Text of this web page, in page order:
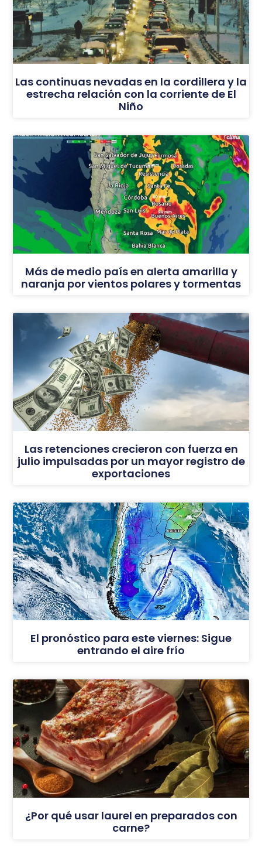
Las continuas nevadas en la cordillera y la
estrecha relación con la corriente de El
Niño
Más de medio país en alerta amarilla y
naranja por vientos polares y tormentas
Las retenciones crecieron con fuerza en
julio impulsadas por un mayor registro de
exportaciones
El pronóstico para este viernes: Sigue
entrando el aire frío
¿Por qué usar laurel en preparados con
carne?